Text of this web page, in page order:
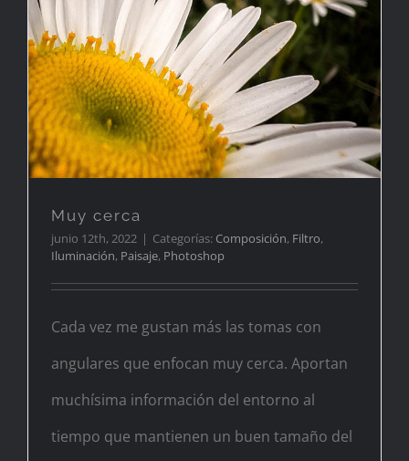
Muy cerca
junio 12th, 2022 | Categorías: Composición, Filtro,
Iluminación, Paisaje, Photoshop
Cada vez me gustan más las tomas con
angulares que enfocan muy cerca. Aportan
muchísima información del entorno al
tiempo que mantienen un buen tamaño del